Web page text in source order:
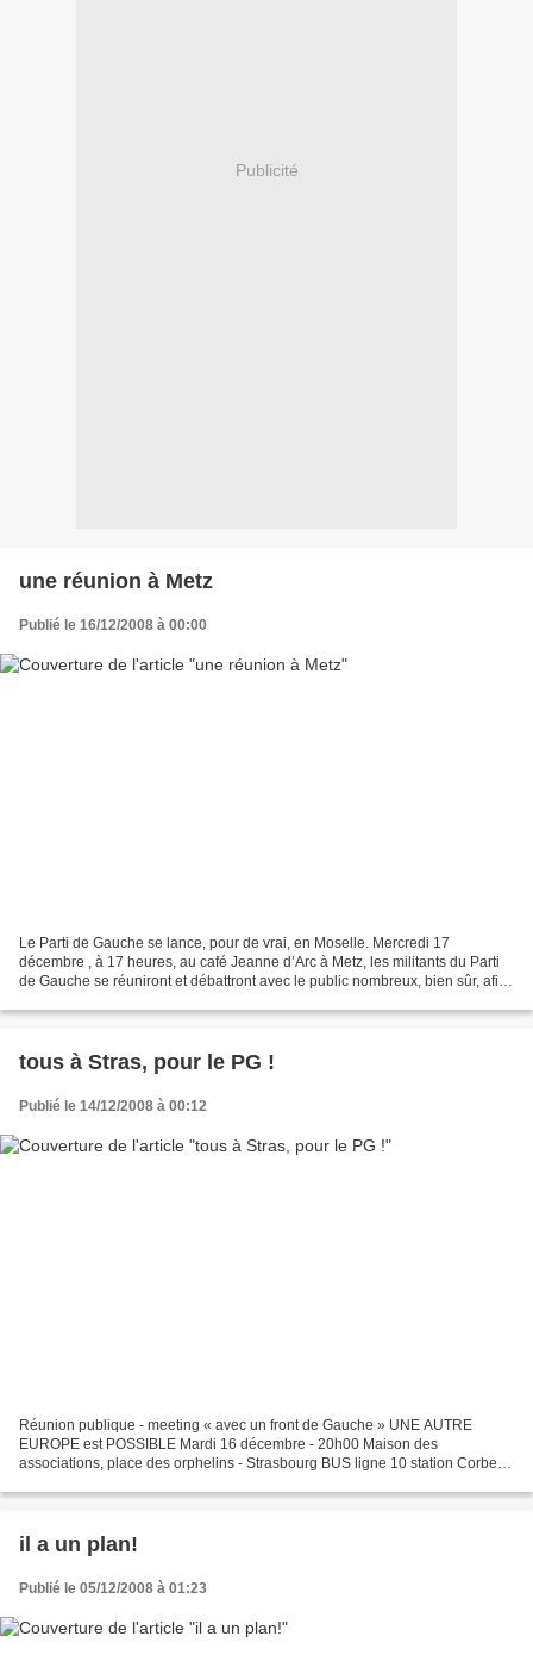
Publicité
une réunion à Metz
Publié le 16/12/2008 à 00:00
Le Parti de Gauche se lance, pour de vrai, en Moselle. Mercredi 17
décembre , à 17 heures, au café Jeanne d’Arc à Metz, les militants du Parti
de Gauche se réuniront et débattront avec le public nombreux, bien sûr, afin
tous à Stras, pour le PG !
Publié le 14/12/2008 à 00:12
Réunion publique - meeting « avec un front de Gauche » UNE AUTRE
EUROPE est POSSIBLE Mardi 16 décembre - 20h00 Maison des
associations, place des orphelins - Strasbourg BUS ligne 10 station Corbeau
il a un plan!
Publié le 05/12/2008 à 01:23